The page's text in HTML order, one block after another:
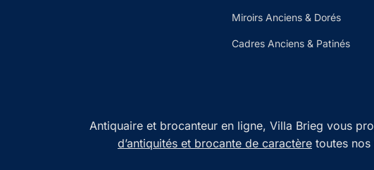
Miroirs Anciens & Dorés
Cadres Anciens & Patinés
Antiquaire et brocanteur en ligne, Villa Brieg vous
d’antiquités et brocante de caractère toutes